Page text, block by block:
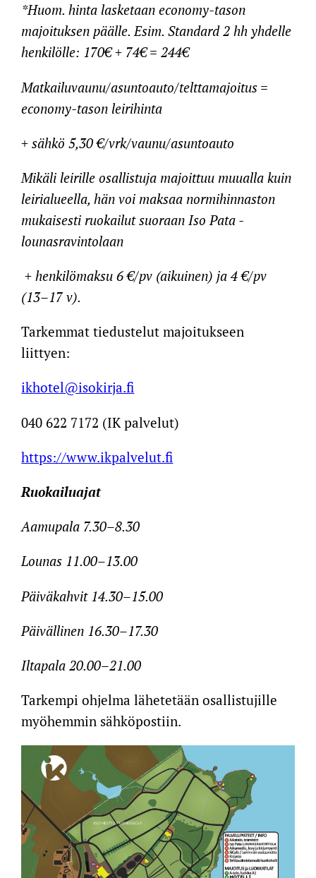
*Huom. hinta lasketaan economy-tason
majoituksen päälle. Esim. Standard 2 hh yhdelle
henkilölle: 170€ + 74€ = 244€
Matkailuvaunu/asuntoauto/telttamajoitus =
economy-tason leirihinta
+ sähkö 5,30 €/vrk/vaunu/asuntoauto
Mikäli leirille osallistuja majoittuu muualla kuin
leirialueella, hän voi maksaa normihinnaston
mukaisesti ruokailut suoraan Iso Pata -
lounasravintolaan
+ henkilömaksu 6 €/pv (aikuinen) ja 4 €/pv
(13–17 v).
Tarkemmat tiedustelut majoitukseen
liittyen:
ikhotel@isokirja.fi
040 622 7172 (IK palvelut)
https://www.ikpalvelut.fi
Ruokailuajat
Aamupala 7.30–8.30
Lounas 11.00–13.00
Päiväkahvit 14.30–15.00
Päivällinen 16.30–17.30
Iltapala20.00–21.00
Tarkempi ohjelma lähetetään osallistujille
myöhemmin sähköpostiin.